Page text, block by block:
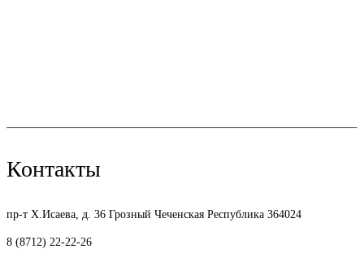
Контакты
пр-т Х.Исаева, д. 36 Грозный Чеченская Республика 364024
8 (8712) 22-22-26